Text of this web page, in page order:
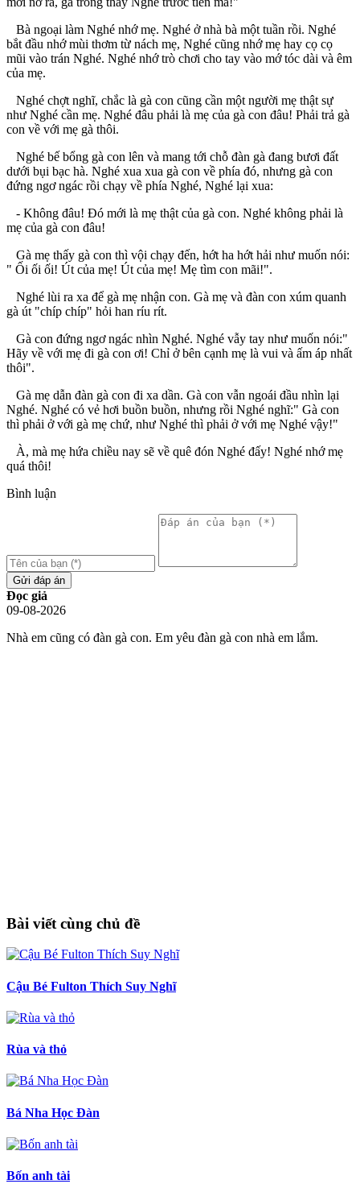
Bà ngoại làm Nghé nhớ mẹ. Nghé ở nhà bà một tuần rồi. Nghé
bắt đầu nhớ mùi thơm từ nách mẹ, Nghé cũng nhớ mẹ hay cọ cọ
mũi vào trán Nghé. Nghé nhớ trò chơi cho tay vào mớ tóc dài và êm
của mẹ.
Nghé chợt nghĩ, chắc là gà con cũng cần một người mẹ thật sự
như Nghé cần mẹ. Nghé đâu phải là mẹ của gà con đâu! Phải trả gà
con về với mẹ gà thôi.
Nghé bế bổng gà con lên và mang tới chỗ đàn gà đang bươi đất
dưới bụi bạc hà. Nghé xua xua gà con về phía đó, nhưng gà con
đứng ngơ ngác rồi chạy về phía Nghé, Nghé lại xua:
- Không đâu! Đó mới là mẹ thật của gà con. Nghé không phải là
mẹ của gà con đâu!
Gà mẹ thấy gà con thì vội chạy đến, hớt ha hớt hải như muốn nói:
" Ối ối ối! Út của mẹ! Út của mẹ! Mẹ tìm con mãi!".
Nghé lùi ra xa để gà mẹ nhận con. Gà mẹ và đàn con xúm quanh
gà út "chíp chíp" hỏi han ríu rít.
Gà con đứng ngơ ngác nhìn Nghé. Nghé vẫy tay như muốn nói:"
Hãy về với mẹ đi gà con ơi! Chỉ ở bên cạnh mẹ là vui và ấm áp nhất
thôi".
Gà mẹ dẫn đàn gà con đi xa dần. Gà con vẫn ngoái đầu nhìn lại
Nghé. Nghé có vẻ hơi buồn buồn, nhưng rồi Nghé nghĩ:" Gà con
thì phải ở với gà mẹ chứ, như Nghé thì phải ở với mẹ Nghé vậy!"
À, mà mẹ hứa chiều nay sẽ về quê đón Nghé đấy! Nghé nhớ mẹ
quá thôi!
Bình luận
Gửi đáp án
Đọc giả
09-08-2026
Nhà em cũng có đàn gà con. Em yêu đàn gà con nhà em lắm.
Bài viết cùng chủ đề
Cậu Bé Fulton Thích Suy Nghĩ
Rùa và thỏ
Bá Nha Học Đàn
Bốn anh tài